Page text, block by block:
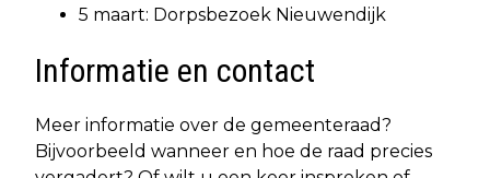
5 maart: Dorpsbezoek Nieuwendijk
Informatie en contact
Meer informatie over de gemeenteraad?
Bijvoorbeeld wanneer en hoe de raad precies